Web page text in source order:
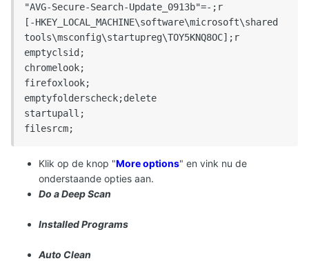
"AVG-Secure-Search-Update_0913b"=-;r
[-HKEY_LOCAL_MACHINE\software\microsoft\shared
tools\msconfig\startupreg\TOY5KNQ8OC];r
emptyclsid;
chromelook;
firefoxlook;
emptyfolderscheck;delete
startupall;
filesrcm;
Klik op de knop "More options" en vink nu de
onderstaande opties aan.
Do a Deep Scan
Installed Programs
Auto Clean